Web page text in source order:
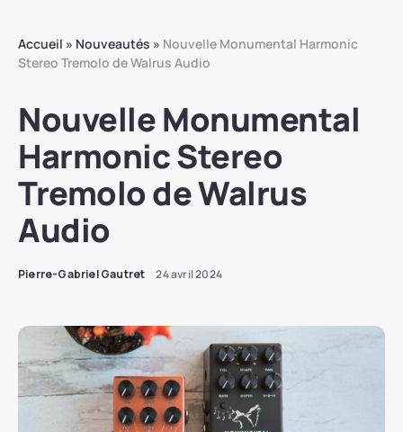
Accueil » Nouveautés » Nouvelle Monumental Harmonic
Stereo Tremolo de Walrus Audio
Nouvelle Monumental
Harmonic Stereo
Tremolo de Walrus
Audio
Pierre-Gabriel Gautret 24 avril 2024